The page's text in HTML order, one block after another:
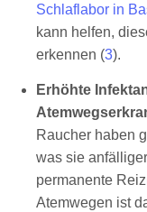
Schlaflabor in
kann helfen,
erkennen (3).
Erhöhte
Raucher haben
was sie
permanente
Atemwegen ist